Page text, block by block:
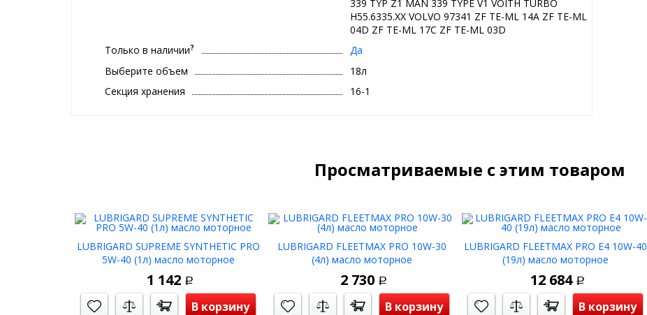
339 TYP Z1 MAN 339 TYPE V1 VOITH TURBO
H55.6335.XX VOLVO 97341 ZF TE-ML 14A ZF TE-ML
04D ZF TE-ML 17C ZF TE-ML 03D
Только в наличии?
Да
Выберите объем
18л
Секция хранения
16-1
Просматриваемые с этим товаром
LUBRIGARD SUPREME SYNTHETIC PRO
5W-40 (1л) масло моторное
1 142 Р
В корзину
LUBRIGARD FLEETMAX PRO 10W-30
(4л) масло моторное
2 730 Р
В корзину
LUBRIGARD FLEETMAX PRO E4 10W-40
(19л) масло моторное
12 684 Р
В корзину